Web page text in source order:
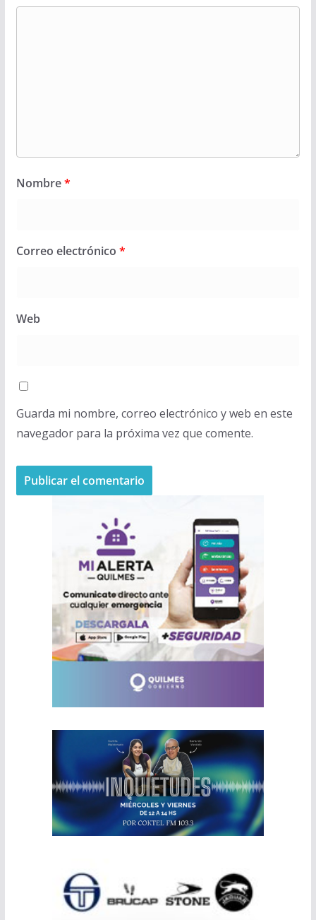
Nombre*
Correo electrónico *
Web
Guarda mi nombre, correo electrónico y web en este
navegador para la próxima vez que comente.